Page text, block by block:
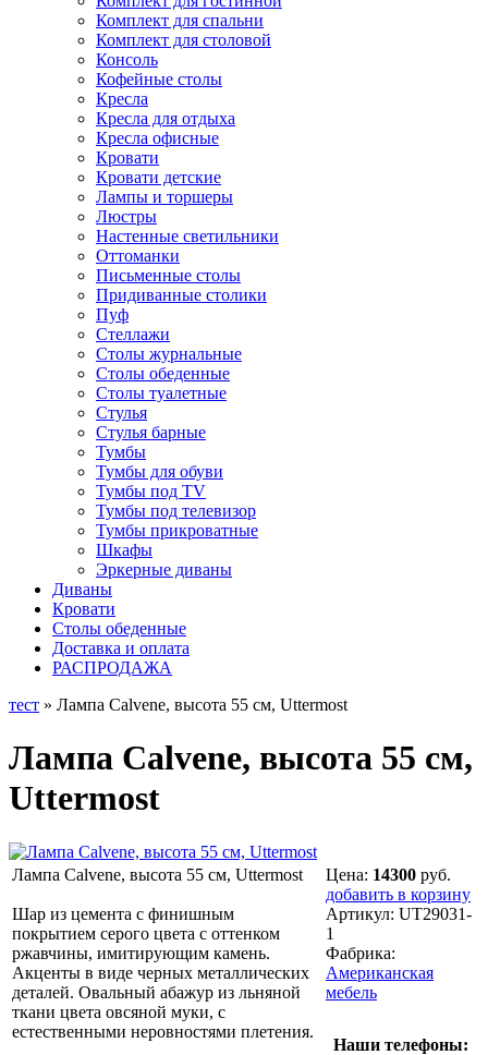
Комплект для спальни
Комплект для столовой
Консоль
Кофейные столы
Кресла
Кресла для отдыха
Кресла офисные
Кровати
Кровати детские
Лампы и торшеры
Люстры
Настенные светильники
Оттоманки
Письменные столы
Придиванные столики
Пуф
Стеллажи
Столы журнальные
Столы обеденные
Столы туалетные
Стулья
Стулья барные
Тумбы
Тумбы для обуви
Тумбы под TV
Тумбы под телевизор
Тумбы прикроватные
Шкафы
Эркерные диваны
Диваны
Кровати
Столы обеденные
Доставка и оплата
РАСПРОДАЖА
тест » Лампа Calvene, высота 55 см, Uttermost
Лампа Calvene, высота 55 см,
Uttermost
Лампа Calvene, высота 55 см, Uttermost
Шар из цемента с финишным
покрытием серого цвета с оттенком
ржавчины, имитирующим камень.
Акценты в виде черных металлических
деталей. Овальный абажур из льняной
ткани цвета овсяной муки, с
естественными неровностями плетения.
Цена: 14300 руб.
добавить в корзину
Артикул: UT29031-
1
Фабрика:
Американская
мебель
Наши телефоны: